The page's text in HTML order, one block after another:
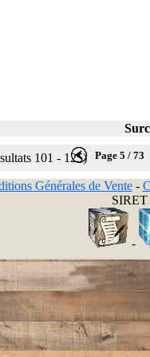
101 - 125) Page 5 / 73
Générales de Vente-
SIRET
-